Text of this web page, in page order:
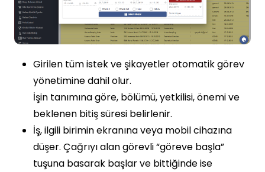
Girilen tüm istek ve şikayetler otomatik görev
yönetimine dahil olur.
İşin tanımına göre, bölümü, yetkilisi, önemi ve
beklenen bitiş süresi belirlenir.
İş, ilgili birimin ekranına veya mobil cihazına
düşer. Çağrıyı alan görevli “göreve başla”
tuşuna basarak başlar ve bittiğinde ise